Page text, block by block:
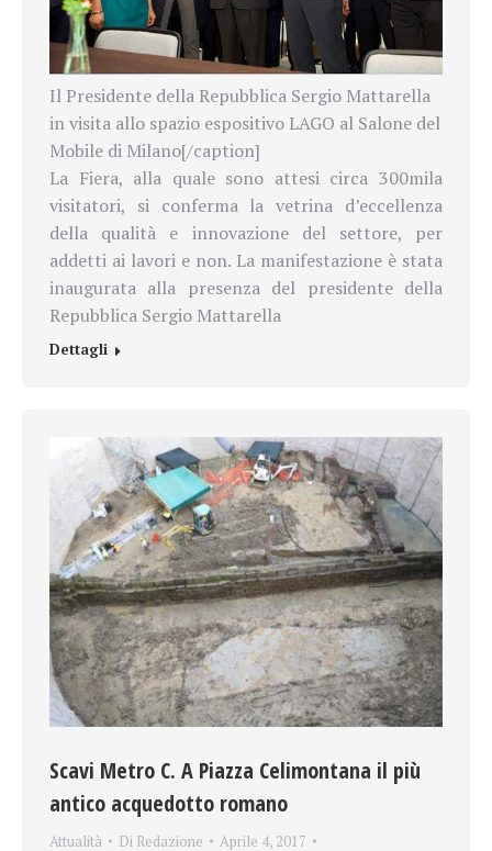
Il Presidente della Repubblica Sergio Mattarella
in visita allo spazio espositivo LAGO al Salone del
Mobile di Milano[/caption]
La Fiera, alla quale sono attesi circa 300mila
visitatori, si conferma la vetrina d’eccellenza
della qualità e innovazione del settore, per
addetti ai lavori e non. La manifestazione è stata
inaugurata alla presenza del presidente della
Repubblica Sergio Mattarella
Dettagli
Scavi Metro C. A Piazza Celimontana il più
antico acquedotto romano
Attualità Di Redazione
Aprile 4, 2017